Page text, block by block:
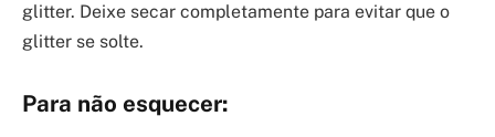
glitter. Deixe secar completamente para evitar que o
glitter se solte.
Para não esquecer: